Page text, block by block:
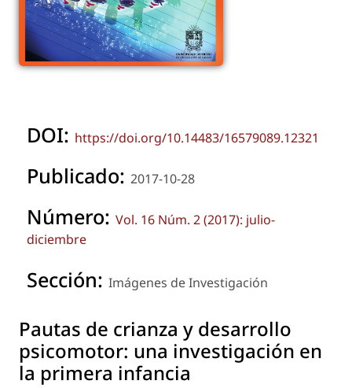
DOI: https://doi.org/10.14483/16579089.12321
Publicado: 2017-10-28
Número: Vol. 16 Núm. 2 (2017): julio-
diciembre
Sección: Imágenes de Investigación
Pautas de crianza y desarrollo
psicomotor: una investigación en
la primera infancia